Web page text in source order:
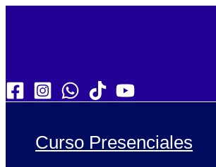
Ir
Curso Presenciales